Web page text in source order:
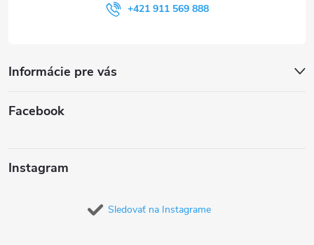
+421 911 569 888
Informácie pre vás
Facebook
Instagram
Sledovať na Instagrame